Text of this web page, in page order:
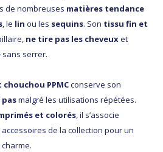
de nombreuses matières tendance
, le lin ou les sequins. Son tissu fin et
ne tire pas les cheveuxet
sans serrer.
PPMCconserve son
malgré les utilisations répétées.
et colorés, il s’associe
de la collection pour un